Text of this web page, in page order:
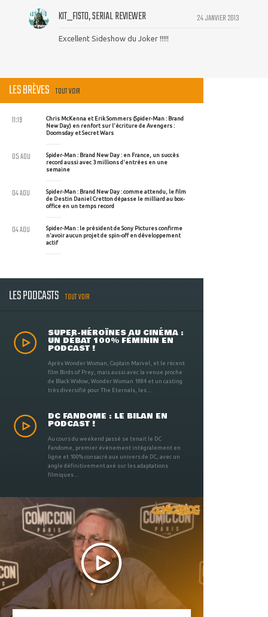
24 JANVIER 2013
KIT_FISTO, SERIAL REVIEWER
Excellent Sideshow du Joker !!!!!
LES BRÈVES TOUT VOIR
Chris McKenna et Erik Sommers (Spider-Man : Brand
New Day) en renfort sur l'écriture de Avengers :
Doomsday et Secret Wars
11:19
Spider-Man : Brand New Day : en France, un succès
record aussi avec 3 millions d'entrées en une
semaine
05 AOU
Spider-Man : Brand New Day : comme attendu, le film
de Destin Daniel Cretton dépasse le milliard au box-
office en un temps record
04 AOU
Spider-Man : le président de Sony Pictures confirme
n'avoir aucun projet de spin-off en développement
actif
04 AOU
LES PODCASTS TOUT VOIR
SUPER-HÉROÏNES AU CINÉMA :
UN DÉBAT 100% FÉMININ EN
PODCAST !
Après Wonder Woman, Captain Marvel, et le récent
film Birds of Prey, mais aussi avec la venue proche
de Black Widow, Wonder Woman 1984 et un casting
très diversifié pour The Eternals, les ...
DC FANDOME : LE BILAN EN
PODCAST !
Au cours du weekend passé se tenait le DC
Fandome, premier évènement intégralement en
ligne et 100% consacré aux univers de DC, avec un
angle définitivement axé sur les adaptations
filmiques ...